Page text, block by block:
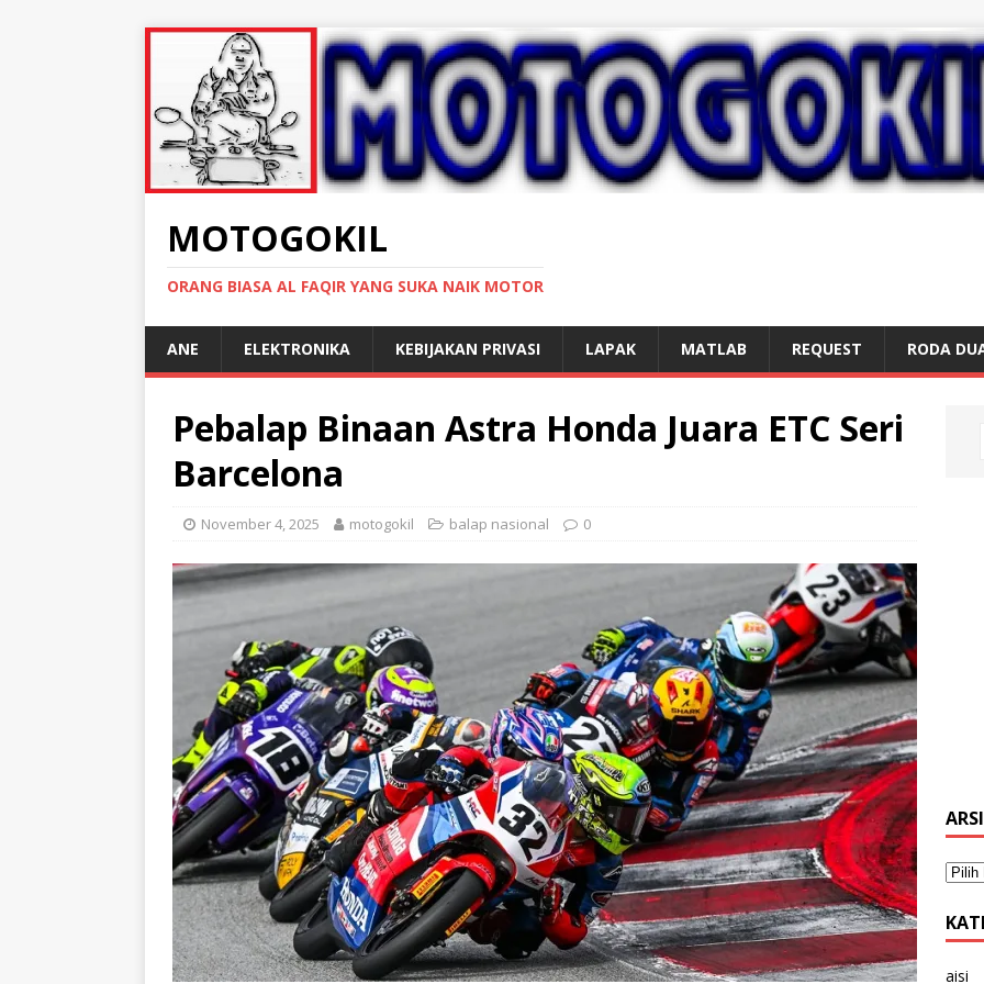
MOTOGOKIL
ORANG BIASA AL FAQIR YANG SUKA NAIK MOTOR
ANE ELEKTRONIKA KEBIJAKAN PRIVASI LAPAK MATLAB REQUEST RODA
Pebalap Binaan Astra Honda Juara ETC Seri
Barcelona
November 4, 2025 motogokil balap nasional 0
aisi